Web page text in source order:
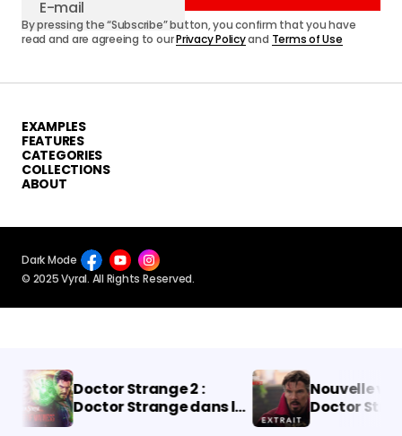
By pressing the “Subscribe” button, you confirm that you have
read and are agreeing to ourPrivacy Policyand Terms of Use
EXAMPLES
FEATURES
CATEGORIES
COLLECTIONS
ABOUT
© 2025 Vyral. All Rights Reserved.
Dark Mode
Doctor Strange 2 :
Doctor Strange dans le
multivers de la folie
Nouvelle
Doctor
multivers de